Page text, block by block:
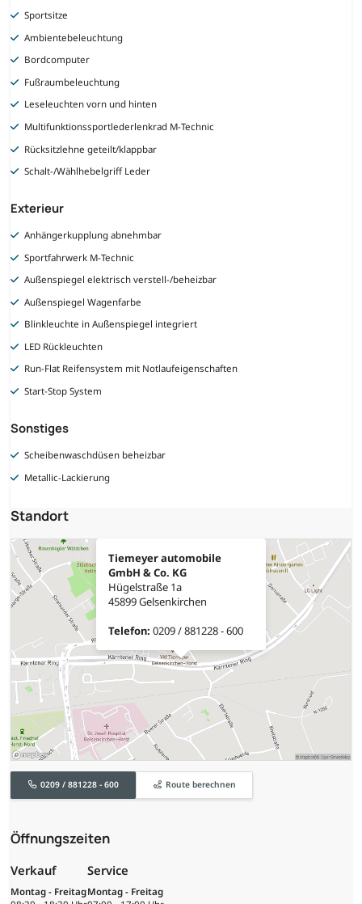
Sportsitze
Ambientebeleuchtung
Bordcomputer
Fußraumbeleuchtung
Leseleuchten vorn und hinten
Multifunktionssportlederlenkrad M-Technic
Rücksitzlehne geteilt/klappbar
Schalt-/Wählhebelgriff Leder
Exterieur
Anhängerkupplung abnehmbar
Sportfahrwerk M-Technic
Außenspiegel elektrisch verstell-/beheizbar
Außenspiegel Wagenfarbe
Blinkleuchte in Außenspiegel integriert
LED Rückleuchten
Run-Flat Reifensystem mit Notlaufeigenschaften
Start-Stop System
Sonstiges
Scheibenwaschdüsen beheizbar
Metallic-Lackierung
Standort
Tiemeyer automobile
GmbH & Co. KG
Hügelstraße 1a
45899 Gelsenkirchen
Telefon: 0209 / 881228 - 600
0209 / 881228 - 600 Route berechnen
Öffnungszeiten
Verkauf
Montag - Freitag
Service
Montag - Freitag